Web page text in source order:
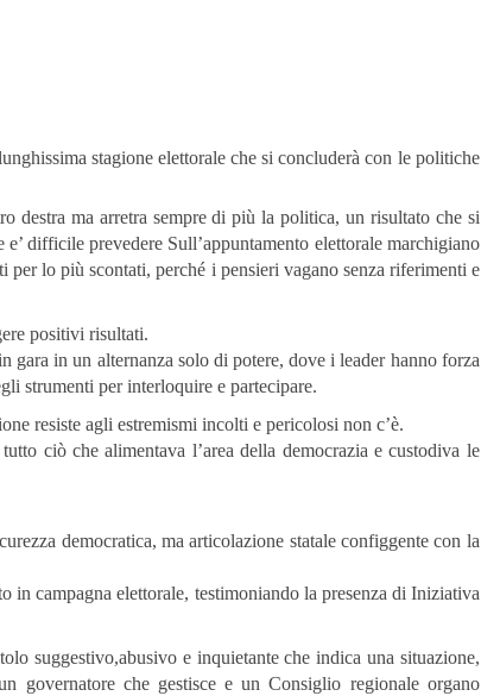
stagione elettorale che si concluderà con le politiche
destra ma arretra sempre di più la politica, un risultato che si
difficile prevedere Sull’appuntamento elettorale marchigiano
per lo più scontati, perché i pensieri vagano senza riferimenti e
positivi risultati.
gara in un alternanza solo di potere, dove i leader hanno forza
strumenti per interloquire e partecipare.
resiste agli estremismi incolti e pericolosi non c’è.
ciò che alimentava l’area della democrazia e custodiva le
democratica, ma articolazione statale configgente con la
campagna elettorale, testimoniando la presenza di Iniziativa
suggestivo,abusivo e inquietante che indica una situazione,
che gestisce e un Consiglio regionale organo